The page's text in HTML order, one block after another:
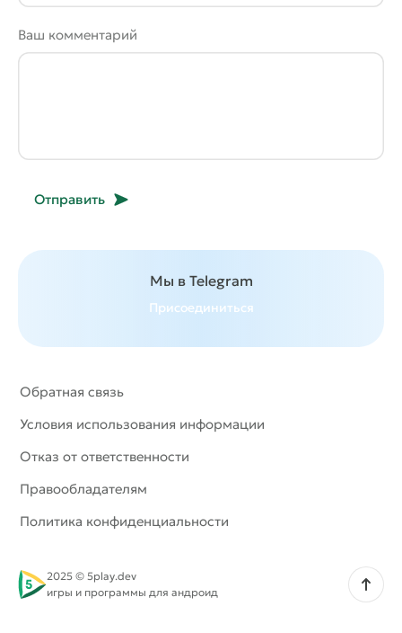
Ваш комментарий
Отправить
Мы в Telegram
Присоединиться
Обратная связь
Условия использования информации
Отказ от ответственности
Правообладателям
Политика конфиденциальности
2025 © 5play.dev
игры и программы для андроид
Наверх